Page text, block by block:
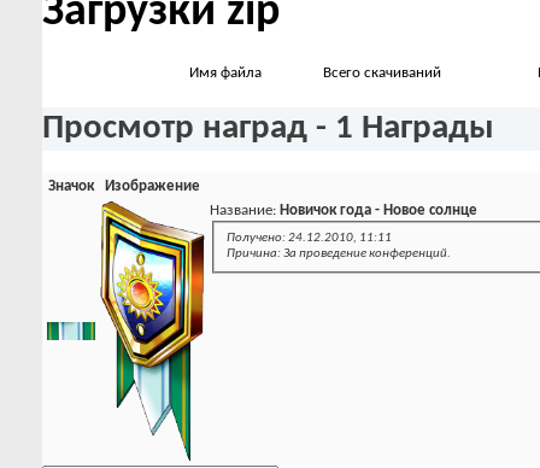
Загрузки zip
Имя файла Всего скачиваний
Просмотр наград - 1 Награды
Значок
Изображение
Название: Новичок года - Новое солнце
Получено: 24.12.2010, 11:11
Причина: За проведение конференций.